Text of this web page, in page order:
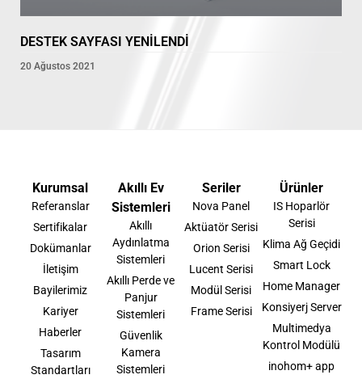
DESTEK SAYFASI YENİLENDİ
20 Ağustos 2021
Kurumsal
Referanslar
Sertifikalar
Dokümanlar
İletişim
Bayilerimiz
Kariyer
Haberler
Tasarım
Standartları
Akıllı Ev
Sistemleri
Akıllı
Aydınlatma
Sistemleri
Akıllı Perde ve
Panjur
Sistemleri
Güvenlik
Kamera
Sistemleri
Seriler
Nova Panel
Aktüatör Serisi
Orion Serisi
Lucent Serisi
Modül Serisi
Frame Serisi
Ürünler
IS Hoparlör
Serisi
Klima Ağ Geçidi
Smart Lock
Home Manager
Konsiyerj Server
Multimedya
Kontrol Modülü
inohom+ app